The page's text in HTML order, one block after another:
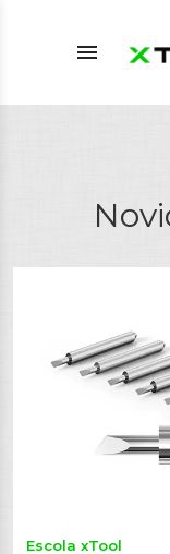
menu
Escola xTool